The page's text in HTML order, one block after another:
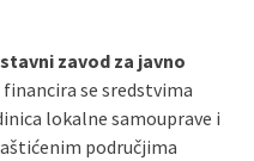
zavod za javno
financira se sredstvima
lokalne samouprave i
područjima